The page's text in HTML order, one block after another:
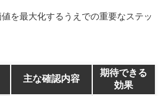
を最大化するうえでの重要なステッ
主な確認内容
期待できる
効果